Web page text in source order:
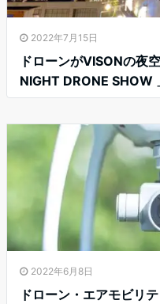
2022年7月15日
ドローンがVISONの夜
NIGHT DRONE SHOW
2022年6月8日
ドローン・エアモビリ